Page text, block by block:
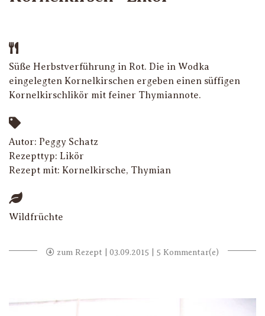
Süße Herbstverführung in Rot. Die in Wodka
eingelegten Kornelkirschen ergeben einen süffigen
Kornelkirschlikör mit feiner Thymiannote.
Autor: Peggy Schatz
Rezepttyp: Likör
Rezept mit: Kornelkirsche, Thymian
Wildfrüchte
zum Rezept | 03.09.2015 | 5 Kommentar(e)